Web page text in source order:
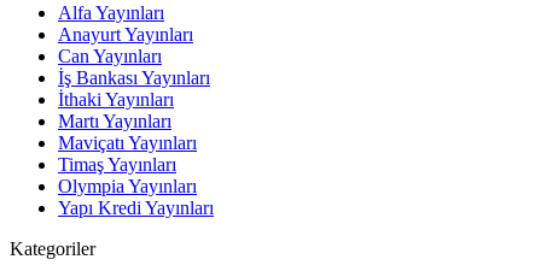
Alfa Yayınları
Anayurt Yayınları
Can Yayınları
İş Bankası Yayınları
İthaki Yayınları
Martı Yayınları
Maviçatı Yayınları
Timaş Yayınları
Olympia Yayınları
Yapı Kredi Yayınları
Kategoriler